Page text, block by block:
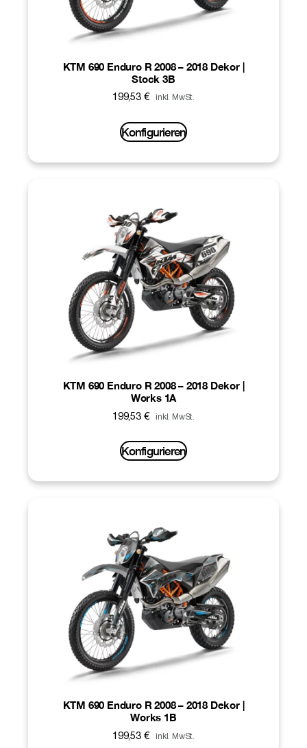
KTM 690 Enduro R 2008 – 2018 Dekor |
Stock 3B
199,53 € inkl. MwSt.
Konfigurieren
KTM 690 Enduro R 2008 – 2018 Dekor |
Works 1A
199,53 € inkl. MwSt.
Konfigurieren
KTM 690 Enduro R 2008 – 2018 Dekor |
Works 1B
199,53 € inkl. MwSt.